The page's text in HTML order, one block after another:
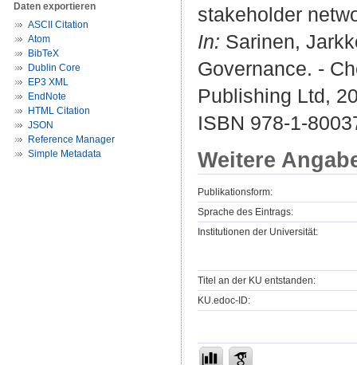
Daten exportieren
ASCII Citation
Atom
BibTeX
Dublin Core
EP3 XML
EndNote
HTML Citation
JSON
Reference Manager
Simple Metadata
stakeholder
In: Sarinen,
Governance. -
Publishing Ltd,
ISBN 978-1-
Weitere
Publikationsform:
Sprache des Eintrags:
Institutionen der Universität:
Titel an der KU entstanden:
KU.edoc-ID: